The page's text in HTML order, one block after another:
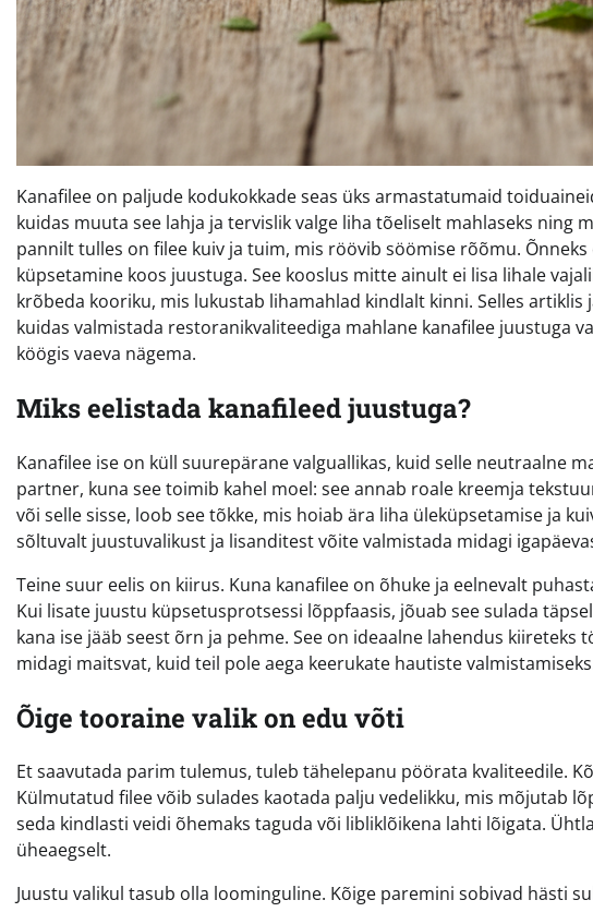
Kanafilee on paljude kodukokkade seas üks armastatumaid
kuidas muuta see lahja ja tervislik valge liha tõeliselt mahlaseks ning
pannilt tulles on filee kuiv ja tuim, mis röövib söömise rõõmu.
küpsetamine koos juustuga. See kooslus mitte ainult ei lisa lihale
krõbeda kooriku, mis lukustab lihamahlad kindlalt kinni. Selles
kuidas valmistada restoranikvaliteediga mahlane kanafilee juustuga
köögis vaeva nägema.
Miks eelistada kanafileed juustuga?
Kanafilee ise on küll suurepärane valguallikas, kuid selle neutraalne
partner, kuna see toimib kahel moel: see annab roale kreemja
või selle sisse, loob see tõkke, mis hoiab ära liha üleküpsetamise ja
sõltuvalt juustuvalikust ja lisanditest võite valmistada midagi
Teine suur eelis on kiirus. Kuna kanafilee on õhuke ja eelnevalt
Kui lisate juustu küpsetusprotsessi lõppfaasis, jõuab see sulada
kana ise jääb seest õrn ja pehme. See on ideaalne lahendus
midagi maitsvat, kuid teil pole aega keerukate hautiste
Õige tooraine valik on edu võti
Et saavutada parim tulemus, tuleb tähelepanu pöörata kvaliteedile.
Külmutatud filee võib sulades kaotada palju vedelikku, mis mõjutab
seda kindlasti veidi õhemaks taguda või libliklõikena lahti lõigata.
üheaegselt.
Juustu valikul tasub olla loominguline. Kõige paremini sobivad hästi